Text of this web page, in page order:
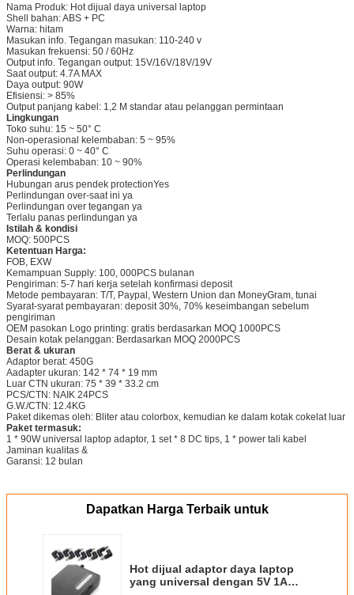
Nama Produk: Hot dijual daya universal laptop
Shell bahan: ABS + PC
Warna: hitam
Masukan info. Tegangan masukan: 110-240 v
Masukan frekuensi: 50 / 60Hz
Output info. Tegangan output: 15V/16V/18V/19V
Saat output: 4.7A MAX
Daya output: 90W
Efisiensi: > 85%
Output panjang kabel: 1,2 M standar atau pelanggan permintaan
Lingkungan
Toko suhu: 15 ~ 50° C
Non-operasional kelembaban: 5 ~ 95%
Suhu operasi: 0 ~ 40° C
Operasi kelembaban: 10 ~ 90%
Perlindungan
Hubungan arus pendek protectionYes
Perlindungan over-saat ini ya
Perlindungan over tegangan ya
Terlalu panas perlindungan ya
Istilah & kondisi
MOQ: 500PCS
Ketentuan Harga:
FOB, EXW
Kemampuan Supply: 100, 000PCS bulanan
Pengiriman: 5-7 hari kerja setelah konfirmasi deposit
Metode pembayaran: T/T, Paypal, Western Union dan MoneyGram, tunai
Syarat-syarat pembayaran: deposit 30%, 70% keseimbangan sebelum
pengiriman
OEM pasokan Logo printing: gratis berdasarkan MOQ 1000PCS
Desain kotak pelanggan: Berdasarkan MOQ 2000PCS
Berat & ukuran
Adaptor berat: 450G
Aadapter ukuran: 142 * 74 * 19 mm
Luar CTN ukuran: 75 * 39 * 33.2 cm
PCS/CTN: NAIK 24PCS
G.W./CTN: 12.4KG
Paket dikemas oleh: Bliter atau colorbox, kemudian ke dalam kotak cokelat luar
Paket termasuk:
1 * 90W universal laptop adaptor, 1 set * 8 DC tips, 1 * power tali kabel
Jaminan kualitas &
Garansi: 12 bulan
Dapatkan Harga Terbaik untuk
Hot dijual adaptor daya laptop
yang universal dengan 5V 1A